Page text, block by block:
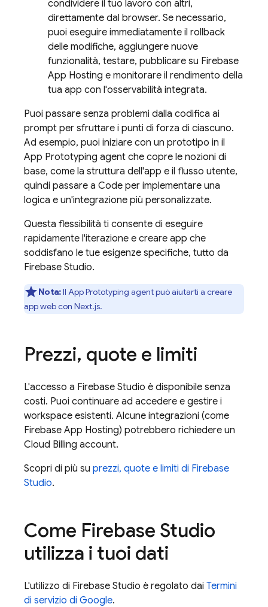
condividere il tuo lavoro con altri,
direttamente dal browser. Se necessario,
puoi eseguire immediatamente il rollback
delle modifiche, aggiungere nuove
funzionalità, testare, pubblicare su Firebase
App Hosting e monitorare il rendimento della
tua app con l'osservabilità integrata.
Puoi passare senza problemi dalla codifica ai
prompt per sfruttare i punti di forza di ciascuno.
Ad esempio, puoi iniziare con un prototipo in il
App Prototyping agent che copre le nozioni di
base, come la struttura dell'app e il flusso utente,
quindi passare a Code per implementare una
logica e un'integrazione più personalizzate.
Questa flessibilità ti consente di eseguire
rapidamente l'iterazione e creare app che
soddisfano le tue esigenze specifiche, tutto da
Firebase Studio.
Nota:IlApp Prototyping agentpuò aiutarti a creare
app web con Next.js.
Prezzi, quote e limiti
L'accesso a Firebase Studio è disponibile senza
costi. Puoi continuare ad accedere e gestire i
workspace esistenti. Alcune integrazioni (come
Firebase App Hosting) potrebbero richiedere un
Cloud Billing account.
Scopri di più su prezzi, quote e limiti di Firebase
Studio.
Come Firebase Studio
utilizza i tuoi dati
L'utilizzo di Firebase Studio è regolato dai Termini
di servizio di Google.